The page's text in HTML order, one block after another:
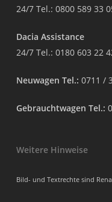
24/7 Tel.: 0800 589 33
Dacia Assistance
24/7 Tel.: 0180 603 22
Neuwagen Tel.: 0711 /
Gebrauchtwagen Tel.:
Weitere Hinweise
Bild- und Textrechte sind